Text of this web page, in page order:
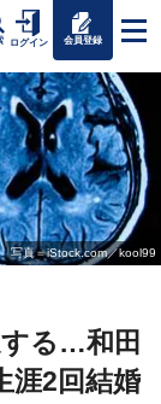
ログイン 会員登録
写真＝iStock.com／kool99
る…和田
涯2回結婚